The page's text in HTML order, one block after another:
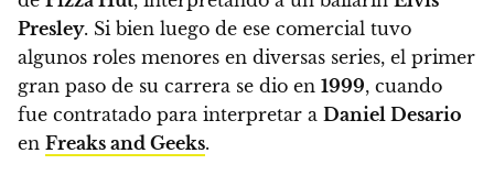
Presley. Si bien luego de ese comercial tuvo
algunos roles menores en diversas series, el primer
gran paso de su carrera se dio en 1999, cuando
fue contratado para interpretar a Daniel Desario
en Freaks and Geeks.